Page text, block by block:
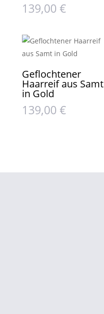
139,00 €
Geflochtener
Haarreif aus Samt
in Gold
139,00 €